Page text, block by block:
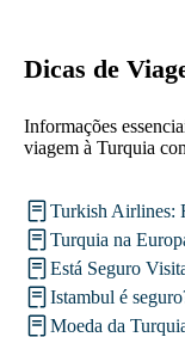
Dicas de
Informações
viagem à Turquia
Turkish Airlines:
Turquia na
Está Seguro
Istambul é
Moeda da